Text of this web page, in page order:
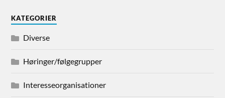
KATEGORIER
Diverse
Høringer/følgegrupper
Interesseorganisationer